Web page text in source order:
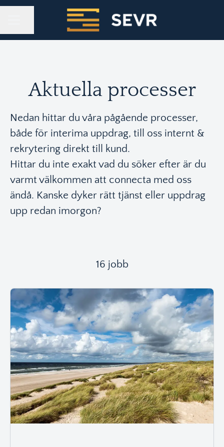
Aktuella processer
Nedan hittar du våra pågående processer,
både för interima uppdrag, till oss internt &
rekrytering direkt till kund.
Hittar du inte exakt vad du söker efter är du
varmt välkommen att connecta med oss
ändå. Kanske dyker rätt tjänst eller uppdrag
upp redan imorgon?
16 jobb